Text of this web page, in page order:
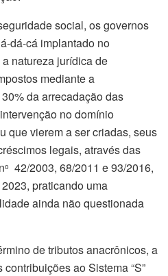
social, os governos
dá-cá implantado no
natureza jurídica de
mediante a
da arrecadação das
no domínio
que vierem a ser criadas, seus
legais, através das
o
42/2003, 68/2011 e 93/2016,
praticando uma
ainda não questionada
de tributos anacrônicos, a
ao Sistema “S”